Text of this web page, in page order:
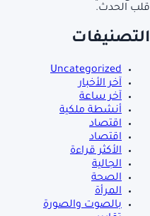
قلب الحدث.
التصنيفات
Uncategorized
آخر الأخبار
آخر ساعة
أنشطة ملكية
اقتصاد
اقتصاد
الأكثر قراءة
الجالية
الصحة
المرأة
بالصوت والصورة